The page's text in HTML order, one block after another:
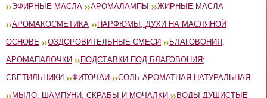
ЭФИРНЫЕ МАСЛА АРОМАЛАМПЫ
ЖИРНЫЕ МАСЛА
АРОМАКОСМЕТИКА
ПАРФЮМЫ, ДУХИ НА МАСЛЯНОЙ
ОСНОВЕ
ОЗДОРОВИТЕЛЬНЫЕ СМЕСИ
БЛАГОВОНИЯ,
АРОМАПАЛОЧКИ
ПОДСТАВКИ ПОД БЛАГОВОНИЯ;
СВЕТИЛЬНИКИ
ФИТОЧАИ
СОЛЬ АРОМАТНАЯ НАТУРАЛЬНАЯ
МЫЛО, ШАМПУНИ, СКРАБЫ И МОЧАЛКИ
ВОДЫ ДУШИСТЫЕ